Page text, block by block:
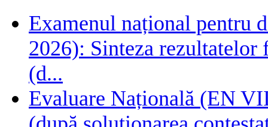
Examenul național pentru
2026): Sinteza rezultatelor
(d...
Evaluare Națională (EN